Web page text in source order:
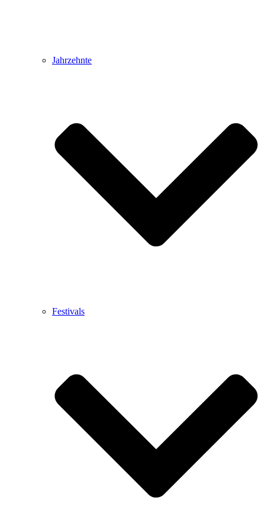
Jahrzehnte
Festivals